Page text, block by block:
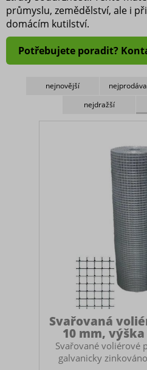
Povrch
Zn
průmyslu, zemědělství, ale i
domácím kutilství.
Potřebujete poradit?
nejnovější
nejdražší
Svařovaná
10 mm, výška
Svařované voliérové
galvanicky